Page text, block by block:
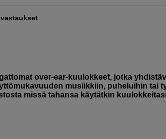
over-ear-kuulokkeet, jotka
musiikkiin, puheluihin tai
missä tahansa käytätkin